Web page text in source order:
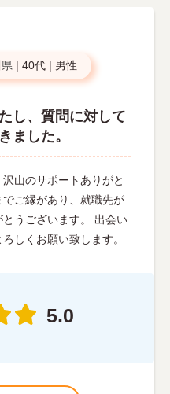
| 40代 | 男性
し、質問に対して
ました。
山のサポートありがと
ご縁があり、就職先が
うございます。 出会い
しくお願い致します。
5.0